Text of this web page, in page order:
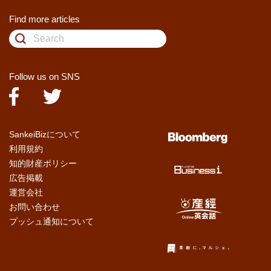
SankeiBizについて
利用規約
知的財産ポリシー
広告掲載
運営会社
お問い合わせ
プッシュ通知について
Find more articles
Follow us on SNS